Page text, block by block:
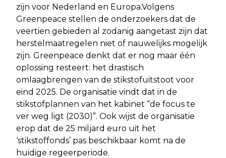
zijn voor Nederland en Europa.Volgens
Greenpeace stellen de onderzoekers dat de
veertien gebieden al zodanig aangetast zijn dat
herstelmaatregelen niet of nauwelijks mogelijk
zijn. Greenpeace denkt dat er nog maar één
oplossing resteert: het drastisch
omlaagbrengen van de stikstofuitstoot voor
eind 2025. De organisatie vindt dat in de
stikstofplannen van het kabinet “de focus te
ver weg ligt (2030)”. Ook wijst de organisatie
erop dat de 25 miljard euro uit het
‘stikstoffonds’ pas beschikbaar komt na de
huidige regeerperiode.